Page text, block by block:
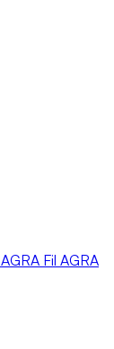
AGRA Fil AGRA